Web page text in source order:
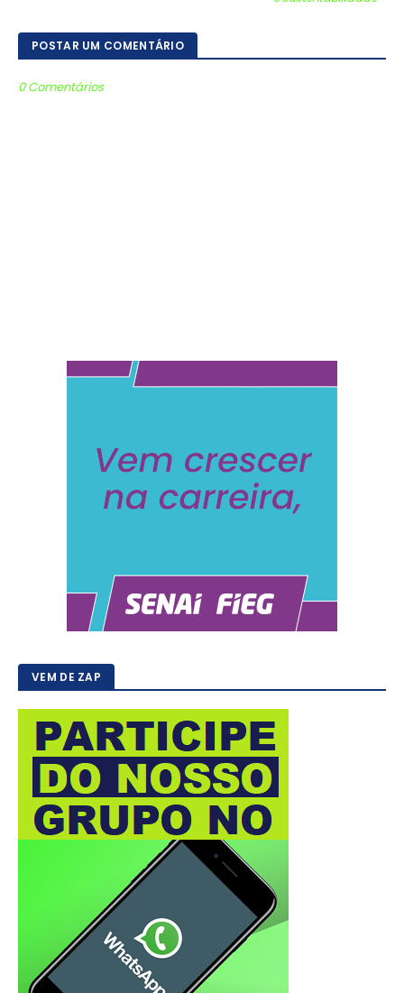
POSTAR UM COMENTÁRIO
0 Comentários
VEM DE ZAP